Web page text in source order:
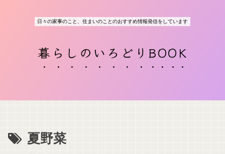
日々の家事のこと、住まいのことのおすすめ情報発信をしています
暮らしのいろどりBOOK
夏野菜